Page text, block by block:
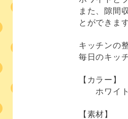
また、隙間
とができます
キッチンの
毎日のキッ
【カラー】
ホワイト/
【素材】